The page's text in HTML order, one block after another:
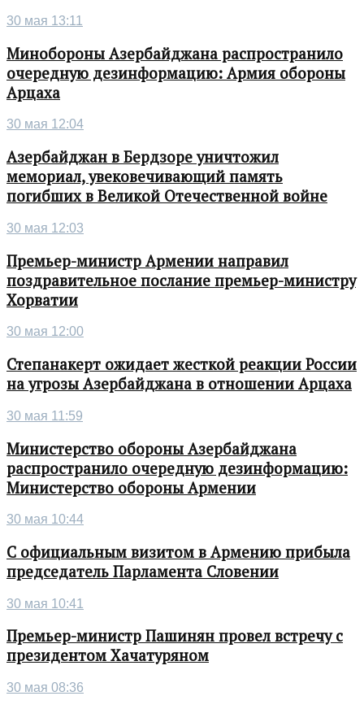
30 мая 13:11
Минобороны Азербайджана распространило
очередную дезинформацию: Армия обороны
Арцаха
30 мая 12:04
Азербайджан в Бердзоре уничтожил
мемориал, увековечивающий память
погибших в Великой Отечественной войне
30 мая 12:03
Премьер-министр Армении направил
поздравительное послание премьер-министру
Хорватии
30 мая 12:00
Степанакерт ожидает жесткой реакции России
на угрозы Азербайджана в отношении Арцаха
30 мая 11:59
Министерство обороны Азербайджана
распространило очередную дезинформацию:
Министерство обороны Армении
30 мая 10:44
С официальным визитом в Армению прибыла
председатель Парламента Словении
30 мая 10:41
Премьер-министр Пашинян провел встречу с
президентом Хачатуряном
30 мая 08:36